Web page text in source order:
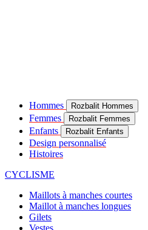
Hommes Rozbalit Hommes
Femmes Rozbalit Femmes
Enfants Rozbalit Enfants
Design personnalisé
Histoires
CYCLISME
Maillots à manches courtes
Maillot à manches longues
Gilets
Vestes